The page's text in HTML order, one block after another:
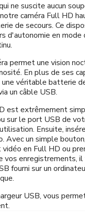
ne suscite aucun
caméra Full HD
de secours. Ce
d'autonomie en
permet une vision
En plus de ses
véritable batterie
un câble USB.
est extrêmement
sur le port USB de
Ensuite,
Avec un simple
en Full HD ou
vos enregistrements,
fourni sur un
USB, vous